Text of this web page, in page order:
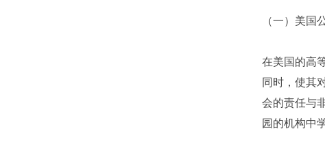
（一）美国
在美国的高
同时，使其
会的责任与
园的机构中